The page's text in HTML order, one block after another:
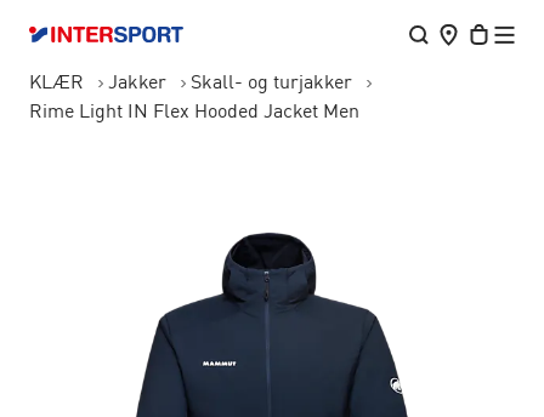
KLÆR Jakker
Skall- og turjakker
Rime Light IN Flex Hooded Jacket Men